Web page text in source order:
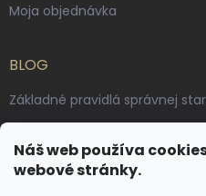
Náš web používa
webové stránky.
Moja objednávka
BLOG
Základné pravidlá správnej
Výroba českých kožených
remesla